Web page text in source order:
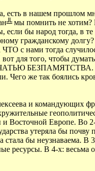
есть в нашем прошлом
мы помнить не хотим?
бы народ тогда, в те
гражданскому
с нами тогда
для того, чтобы
БЕЗПАМЯТСТВА.
же так боялись
и командующих
Восточной Европе. Во
утеряла бы почву
бы неузнаваема. В
В 4-х: весьма